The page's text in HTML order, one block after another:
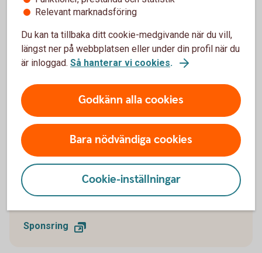
1710059516
Vi ger tillbaka
För oss är det naturligt att engagera oss i vårt
närområde. Genom att driva en framgångsrik
bankverksamhet kan vi återinvestera vår vinst i
samhället och skapa fler möjligheter för alla som bor
och verkar i vår region.
Vi vill stötta de föreningar som varje dag ger mening
och sammanhang åt många människor.
Sponsring
Relevant marknadsföring
Du kan ta tillbaka ditt cookie-medgivande när du vill,
längst ner på webbplatsen eller under din profil när du
är inloggad. Så hanterar vi cookies.
Godkänn alla cookies
Bara nödvändiga cookies
Cookie-inställningar